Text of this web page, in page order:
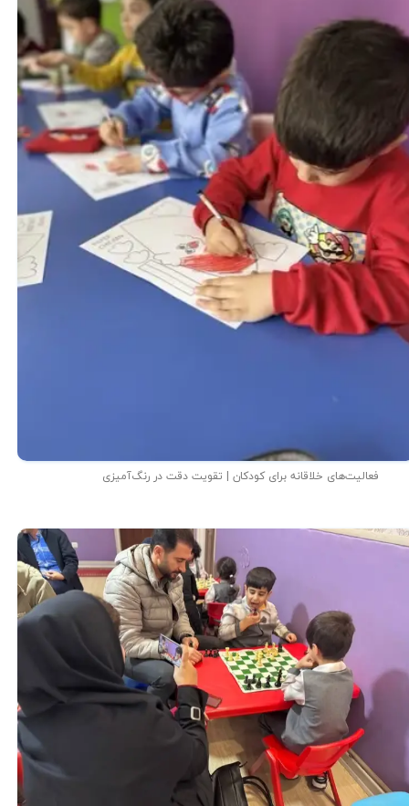
فعالیت‌های خلاقانه برای کودکان | تقویت دقت در رنگ‌آمیزی